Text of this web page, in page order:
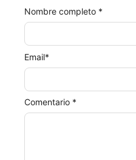
Comentario *
Nombre completo *
Email*